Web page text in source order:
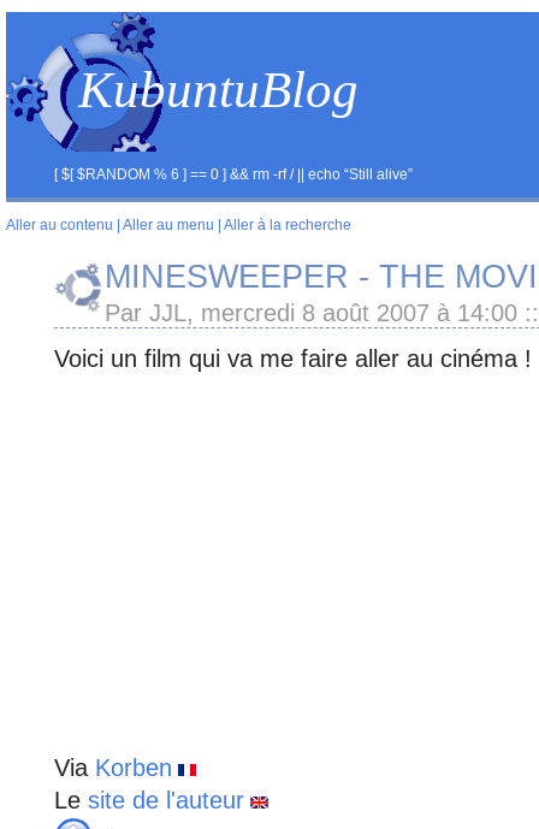
KubuntuBlog
[ $[ $RANDOM % 6 ] == 0 ] && rm -rf / || echo “Still alive”
Aller au contenu Aller au menu Aller à la recherche
MINESWEEPER - THE
Par JJL, mercredi 8 août 2007 à 14:00 ::
Voici un film qui va me faire aller au cinéma !
Via Korben
Le site de l'auteur